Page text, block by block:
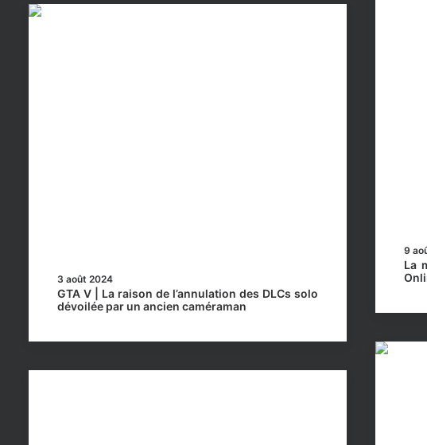
9
La
3 août 2024
GTA V | La raison de l’annulation des DLCs solo
dévoilée par un ancien caméraman